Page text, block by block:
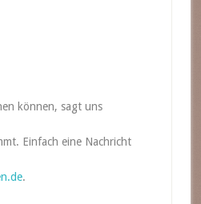
können, sagt uns
Einfach eine Nachricht
.